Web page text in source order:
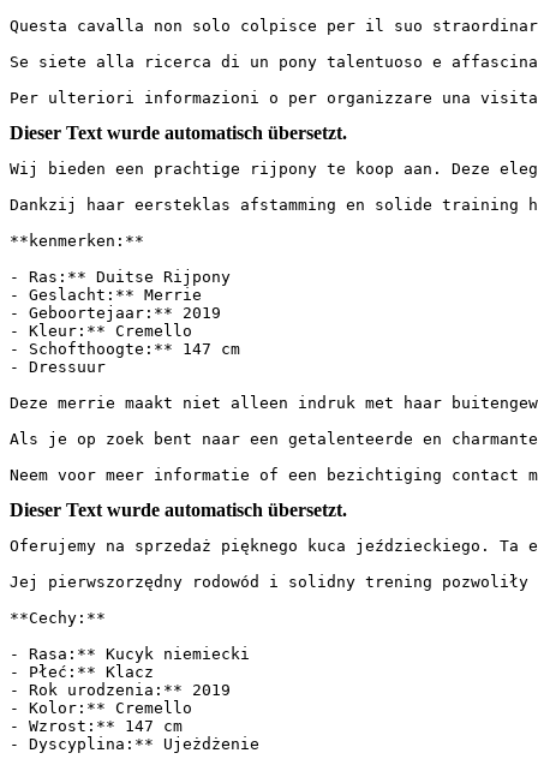
Questa cavalla non solo colpisce per il suo
Se siete alla ricerca di un pony talentuoso e
Per ulteriori informazioni o per organizzare una
Dieser Text wurde automatisch übersetzt.
Wij bieden een prachtige rijpony te koop aan. Deze
Dankzij haar eersteklas afstamming en solide training
**kenmerken:**
- Ras:** Duitse Rijpony
- Geslacht:** Merrie
- Geboortejaar:** 2019
- Kleur:** Cremello
- Schofthoogte:** 147 cm
- Dressuur
Deze merrie maakt niet alleen indruk met haar
Als je op zoek bent naar een getalenteerde en
Neem voor meer informatie of een bezichtiging contact
Dieser Text wurde automatisch übersetzt.
Oferujemy na sprzedaż pięknego kuca jeździeckiego.
Jej pierwszorzędny rodowód i solidny trening
**Cechy:**
- Rasa:** Kucyk niemiecki
- Płeć:** Klacz
- Rok urodzenia:** 2019
- Kolor:** Cremello
- Wzrost:** 147 cm
- Dyscyplina:** Ujeżdżenie